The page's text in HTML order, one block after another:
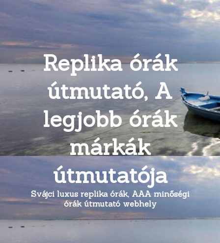
Replika órák
útmutató, A
legjobb órák
márkák
útmutatója
Svájci luxus replika órák, AAA minőségi
órák útmutató webhely